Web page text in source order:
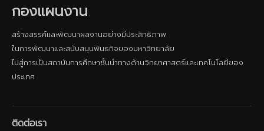
กองแผนงาน
สร้างสรรค์และพัฒนาผลงานอย่างมีประสิทธิภาพ
ในการพัฒนาและสนับสนุนพันธกิจของมหาวิทยาลัย
ไปสู่การเป็นสถาบันการศึกษาชั้นนําทางด้านวิทยาศาสตร์และเทคโนโลยีของ
ประเทศ
ติดต่อเรา